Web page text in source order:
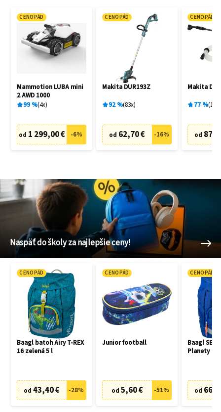
CENOPÁD
Mammotion LUBA mini
2 AWD 1000
99% 4x
od 1 299,00 € -6%
CENOPÁD
Makita DUR193Z
92% 83x
od 62,70 € -16%
CENOPÁD
Makita
77% 19
od
Naspäť do školy za najlepšie ceny!
CENOPÁD
Baagl batoh Airy T-REX
16 zelená 5 l
od 43,40 € -28%
CENOPÁD
Junior football
od 5,60 € -51%
CENOPÁD
Baagl SET
Planety
od